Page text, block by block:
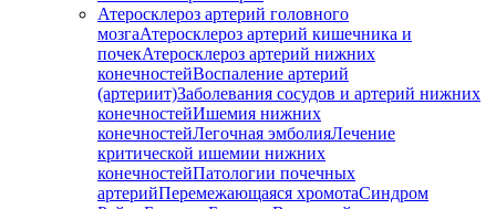
Атеросклероз артерий головного
мозгаАтеросклероз артерий кишечника и
почекАтеросклероз артерий нижних
конечностейВоспаление артерий
(артериит)Заболевания сосудов и артерий нижних
конечностейИшемия нижних
конечностейЛегочная эмболияЛечение
критической ишемии нижних
конечностейПатологии почечных
артерийПеремежающаяся хромотаСиндром